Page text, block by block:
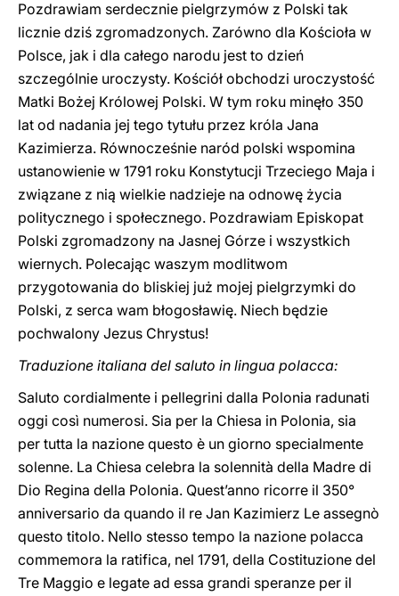
Pozdrawiam serdecznie pielgrzymów z Polski tak
licznie dziś zgromadzonych. Zarówno dla Kościoła w
Polsce, jak i dla całego narodu jest to dzień
szczególnie uroczysty. Kościół obchodzi uroczystość
Matki Bożej Królowej Polski. W tym roku minęło 350
lat od nadania jej tego tytułu przez króla Jana
Kazimierza. Równocześnie naród polski wspomina
ustanowienie w 1791 roku Konstytucji Trzeciego Maja i
związane z nią wielkie nadzieje na odnowę życia
politycznego i społecznego. Pozdrawiam Episkopat
Polski zgromadzony na Jasnej Górze i wszystkich
wiernych. Polecając waszym modlitwom
przygotowania do bliskiej już mojej pielgrzymki do
Polski, z serca wam błogosławię. Niech będzie
pochwalony Jezus Chrystus!
Traduzione italiana del saluto in lingua polacca:
Saluto cordialmente i pellegrini dalla Polonia radunati
oggi così numerosi. Sia per la Chiesa in Polonia, sia
per tutta la nazione questo è un giorno specialmente
solenne. La Chiesa celebra la solennità della Madre di
Dio Regina della Polonia. Quest’anno ricorre il 350°
anniversario da quando il re Jan Kazimierz Le assegnò
questo titolo. Nello stesso tempo la nazione polacca
commemora la ratifica, nel 1791, della Costituzione del
Tre Maggio e legate ad essa grandi speranze per il